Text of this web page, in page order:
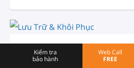
triển khai, lắp đặt, cấu hình và
GIẢI PHÁP
Kiểm tra
bảo hành
Web Call
FREE